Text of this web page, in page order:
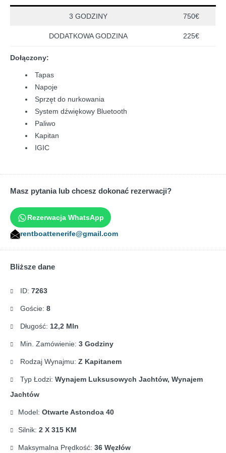
3 GODZINY 750€
DODATKOWA GODZINA 225€
Dołączony:
Tapas
Napoje
Sprzęt do nurkowania
System dźwiękowy Bluetooth
Paliwo
Kapitan
IGIC
Masz pytania lub chcesz dokonać rezerwacji?
Rezerwacja WhatsApp
rentboattenerife@gmail.com
Bliższe dane
ID: 7263
Goście: 8
Długość: 12,2 Mln
Min. Zamówienie: 3 Godziny
Rodzaj Wynajmu: Z Kapitanem
Typ Łodzi: Wynajem Luksusowych Jachtów, Wynajem
Jachtów
Model: Otwarte Astondoa 40
Silnik: 2 X 315 KM
Maksymalna Prędkość: 36 Węzłów